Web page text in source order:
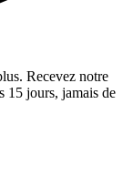
Recevez notre
15 jours, jamais de